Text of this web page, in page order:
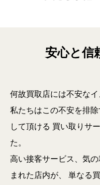
安心と信
何故買取店には不安なイ
私たちはこの不安を排
して頂ける 買い取りサ
た。
高い接客サービス、気
まれた店内が、
単なる